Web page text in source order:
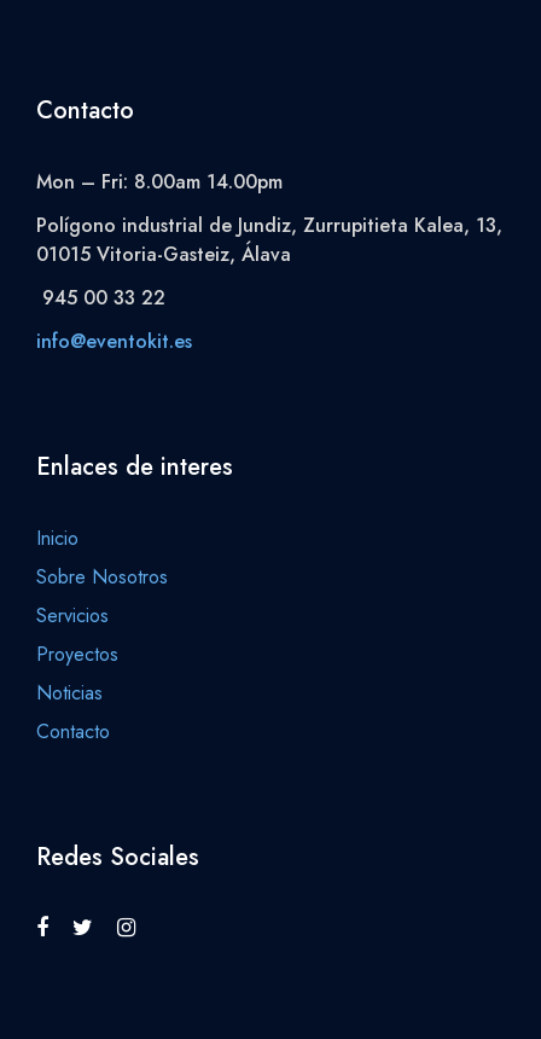
Contacto
Mon – Fri: 8.00am 14.00pm
Polígono industrial de Jundiz, Zurrupitieta Kalea, 13,
01015 Vitoria-Gasteiz, Álava
945 00 33 22
info@eventokit.es
Enlaces de interes
Inicio
Sobre Nosotros
Servicios
Proyectos
Noticias
Contacto
Redes Sociales